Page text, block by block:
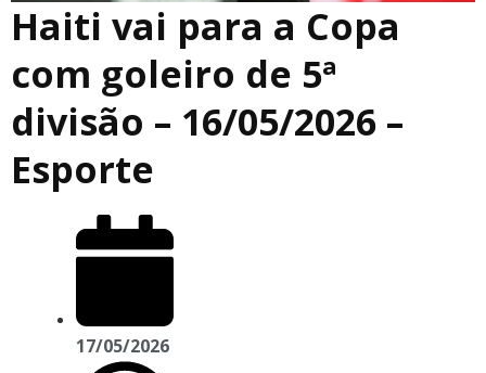
Haiti vai para a Copa
com goleiro de 5ª
divisão – 16/05/2026 –
Esporte
17/05/2026